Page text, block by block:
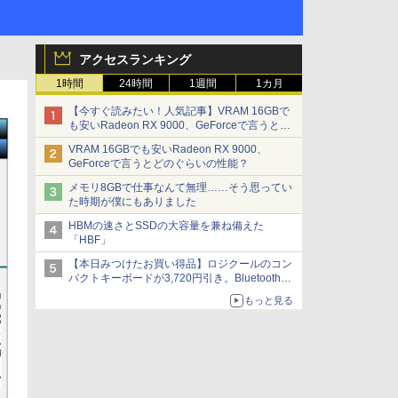
アクセスランキング
1時間 24時間 1週間 1カ月
【今すぐ読みたい！人気記事】VRAM 16GBで
も安いRadeon RX 9000、GeForceで言うとど
のぐらいの性能？ - PC Watch
VRAM 16GBでも安いRadeon RX 9000、
GeForceで言うとどのぐらいの性能？
メモリ8GBで仕事なんて無理……そう思ってい
た時期が僕にもありました
HBMの速さとSSDの大容量を兼ね備えた
「HBF」
【本日みつけたお買い得品】ロジクールのコン
パクトキーボードが3,720円引き。Bluetoothで3
もっと見る